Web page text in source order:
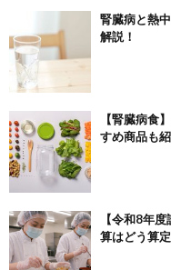
腎臓病と熱
解説！
【腎臓病食
すめ商品も
【令和8年
算はどう算